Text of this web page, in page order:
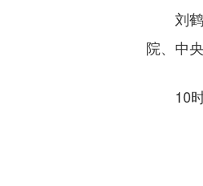
刘鹤
院、中
10时